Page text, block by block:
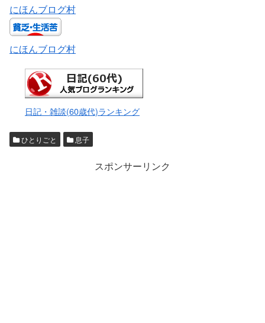
にほんブログ村
にほんブログ村
日記・雑談(60歳代)ランキング
ひとりごと 息子
スポンサーリンク